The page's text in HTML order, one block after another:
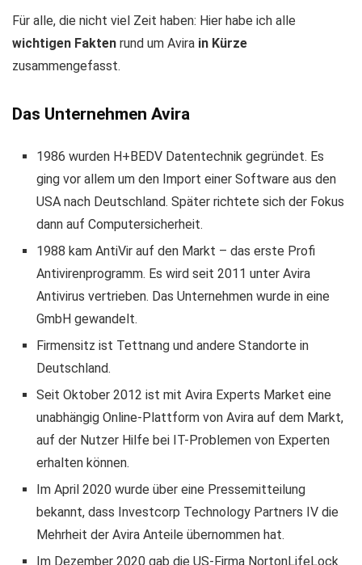
Für alle, die nicht viel Zeit haben: Hier habe ich alle
wichtigen Fakten rund um Avira in Kürze
zusammengefasst.
Das Unternehmen Avira
1986 wurden H+BEDV Datentechnik gegründet. Es
ging vor allem um den Import einer Software aus den
USA nach Deutschland. Später richtete sich der Fokus
dann auf Computersicherheit.
1988 kam AntiVir auf den Markt – das erste Profi
Antivirenprogramm. Es wird seit 2011 unter Avira
Antivirus vertrieben. Das Unternehmen wurde in eine
GmbH gewandelt.
Firmensitz ist Tettnang und andere Standorte in
Deutschland.
Seit Oktober 2012 ist mit Avira Experts Market eine
unabhängig Online-Plattform von Avira auf dem Markt,
auf der Nutzer Hilfe bei IT-Problemen von Experten
erhalten können.
Im April 2020 wurde über eine Pressemitteilung
bekannt, dass Investcorp Technology Partners IV die
Mehrheit der Avira Anteile übernommen hat.
Im Dezember 2020 gab die US-Firma NortonLifeLock